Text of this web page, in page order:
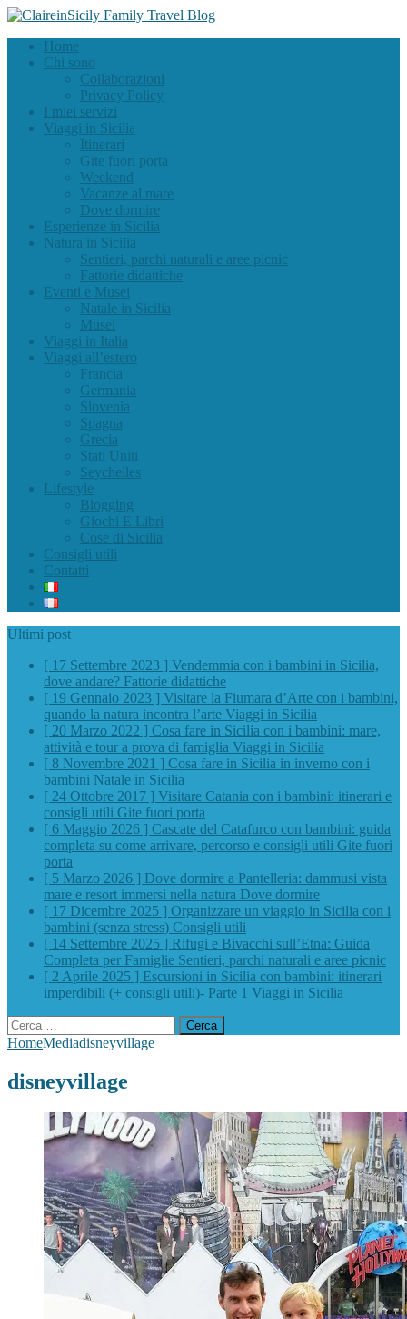
Home
Chi sono
Collaborazioni
Privacy Policy
I miei servizi
Viaggi in Sicilia
Itinerari
Gite fuori porta
Weekend
Vacanze al mare
Dove dormire
Esperienze in Sicilia
Natura in Sicilia
Sentieri, parchi naturali e aree picnic
Fattorie didattiche
Eventi e Musei
Natale in Sicilia
Musei
Viaggi in Italia
Viaggi all’estero
Francia
Germania
Slovenia
Spagna
Grecia
Stati Uniti
Seychelles
Lifestyle
Blogging
Giochi E Libri
Cose di Sicilia
Consigli utili
Contatti
Ultimi post
[ 17 Settembre 2023 ] Vendemmia con i bambini in Sicilia,
dove andare? Fattorie didattiche
[ 19 Gennaio 2023 ] Visitare la Fiumara d’Arte con i bambini,
quando la natura incontra l’arte Viaggi in Sicilia
[ 20 Marzo 2022 ] Cosa fare in Sicilia con i bambini: mare,
attività e tour a prova di famiglia Viaggi in Sicilia
[ 8 Novembre 2021 ] Cosa fare in Sicilia in inverno con i
bambini Natale in Sicilia
[ 24 Ottobre 2017 ] Visitare Catania con i bambini: itinerari e
consigli utili Gite fuori porta
[ 6 Maggio 2026 ] Cascate del Catafurco con bambini: guida
completa su come arrivare, percorso e consigli utili Gite fuori
porta
[ 5 Marzo 2026 ] Dove dormire a Pantelleria: dammusi vista
mare e resort immersi nella natura Dove dormire
[ 17 Dicembre 2025 ] Organizzare un viaggio in Sicilia con i
bambini (senza stress) Consigli utili
[ 14 Settembre 2025 ] Rifugi e Bivacchi sull’Etna: Guida
Completa per Famiglie Sentieri, parchi naturali e aree picnic
[ 2 Aprile 2025 ] Escursioni in Sicilia con bambini: itinerari
imperdibili (+ consigli utili)- Parte 1 Viaggi in Sicilia
Ricerca
per:
HomeMediadisneyvillage
disneyvillage